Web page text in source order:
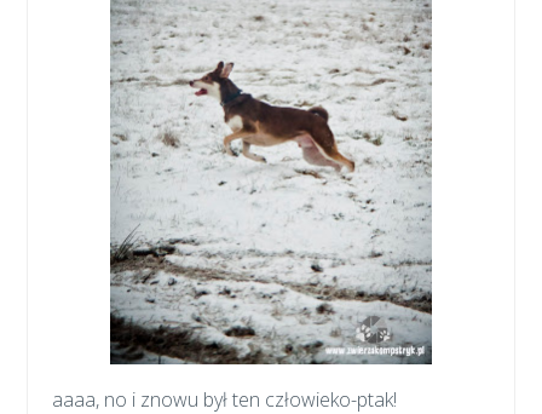
aaaa, no i znowu był ten człowieko-ptak!